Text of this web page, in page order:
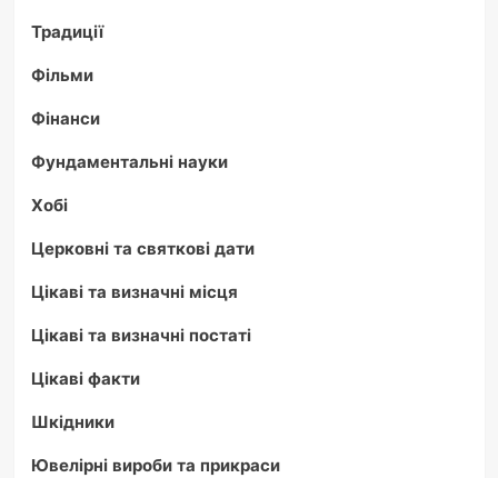
Традиції
Фільми
Фінанси
Фундаментальні науки
Хобі
Церковні та святкові дати
Цікаві та визначні місця
Цікаві та визначні постаті
Цікаві факти
Шкідники
Ювелірні вироби та прикраси